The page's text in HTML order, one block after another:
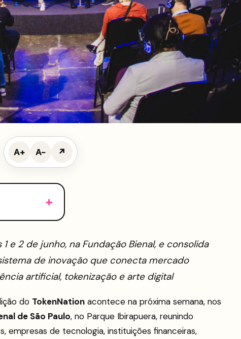
A+ A− ↗
e 2 de junho, na Fundação Bienal, e consolida
de inovação que conecta mercado
artificial, tokenização e arte digital
do TokenNation acontece na próxima semana, nos
de São Paulo, no Parque Ibirapuera, reunindo
empresas de tecnologia, instituições financeiras,